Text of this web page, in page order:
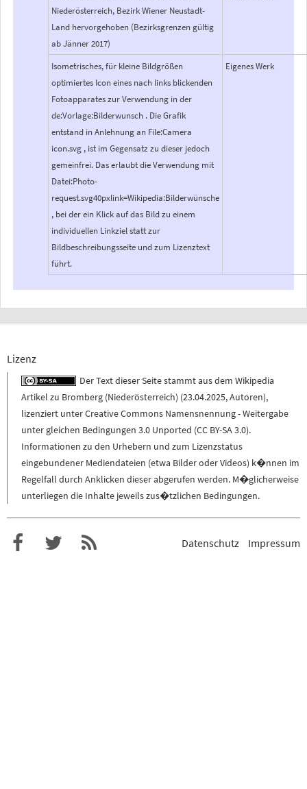
Niederösterreich, Bezirk Wiener Neustadt-
Land hervorgehoben (Bezirksgrenzen gültig
ab Jänner 2017)
Isometrisches, für kleine Bildgrößen
optimiertes Icon eines nach links blickenden
Fotoapparates zur Verwendung in der
de:Vorlage:Bilderwunsch . Die Grafik
entstand in Anlehnung an File:Camera
icon.svg , ist im Gegensatz zu dieser jedoch
gemeinfrei. Das erlaubt die Verwendung mit
Datei:Photo-
request.svg40pxlink=Wikipedia:Bilderwünsche
, bei der ein Klick auf das Bild zu einem
individuellen Linkziel statt zur
Bildbeschreibungsseite und zum Lizenztext
führt.
Eigenes Werk
Lizenz
Der Text dieser Seite stammt aus dem Wikipedia
Artikel zu Bromberg (Niederösterreich) (23.04.2025,Autoren),
lizenziert unterCreative Commons Namensnennung - Weitergabe
unter gleichen Bedingungen 3.0 Unported (CC BY-SA 3.0).
Informationen zu den Urhebern und zum Lizenzstatus
eingebundener Mediendateien (etwa Bilder oder Videos) k�nnen im
Regelfall durch Anklicken dieser abgerufen werden. M�glicherweise
unterliegen die Inhalte jeweils zus�tzlichen Bedingungen.
Datenschutz Impressum